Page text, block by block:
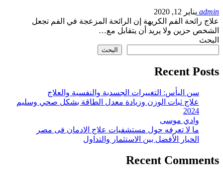
admin يناير 12, 2020
علاج رائحة الفم الكريهة إن الرائحة المزعجة في الفم تجعل
الشخص حزين ولا يريد أن يتقابل مع…
البحث
البحث
Recent Posts
سن اليأس: التغييرات الجسدية والنفسية والعلاج
علاج ثبات الوزن وزيادة معدل الطاقة بشكل صحي وسليم
2024
وادي موسى
ما لا تعرفه حول مستشفيات علاج الادمان فى مصر
الخيار الأفضل بين الاستثمار والتداول
Recent Comments